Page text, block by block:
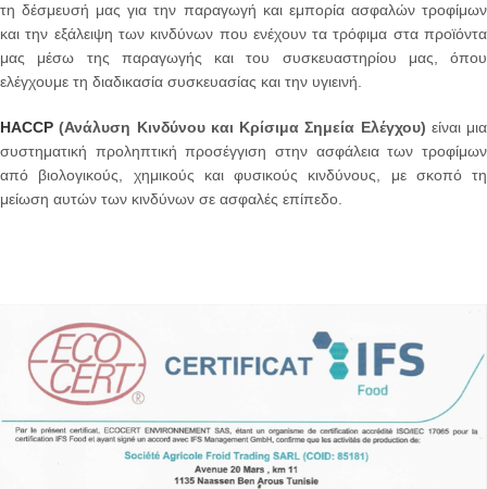
τη δέσμευσή μας για την παραγωγή και εμπορία ασφαλών τροφίμων
και την εξάλειψη των κινδύνων που ενέχουν τα τρόφιμα στα προϊόντα
μας μέσω της παραγωγής και του συσκευαστηρίου μας, όπου
ελέγχουμε τη διαδικασία συσκευασίας και την υγιεινή.
HACCP (Ανάλυση Κινδύνου και Κρίσιμα Σημεία Ελέγχου) είναι μια
συστηματική προληπτική προσέγγιση στην ασφάλεια των τροφίμων
από βιολογικούς, χημικούς και φυσικούς κινδύνους, με σκοπό τη
μείωση αυτών των κινδύνων σε ασφαλές επίπεδο.